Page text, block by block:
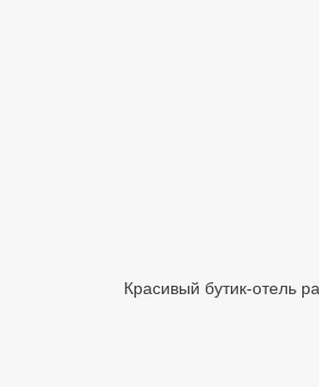
Красивый бутик-отель